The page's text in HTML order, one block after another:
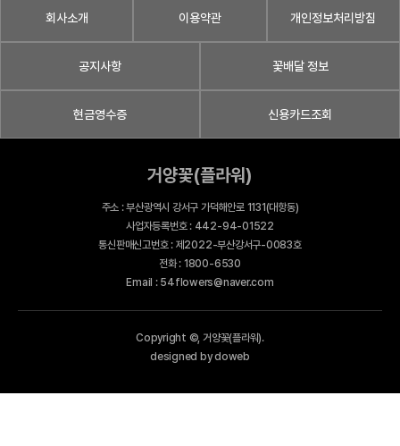
회사소개 이용약관 개인정보처리방침
공지사항 꽃배달 정보
현금영수증 신용카드조회
거양꽃(플라워)
주소 : 부산광역시 강서구 가덕해안로 1131(대항동)
사업자등록번호 : 442-94-01522
통신판매신고번호 : 제2022-부산강서구-0083호
전화 : 1800-6530
Email : 54flowers@naver.com
Copyright ©, 거양꽃(플라워).
designed by doweb